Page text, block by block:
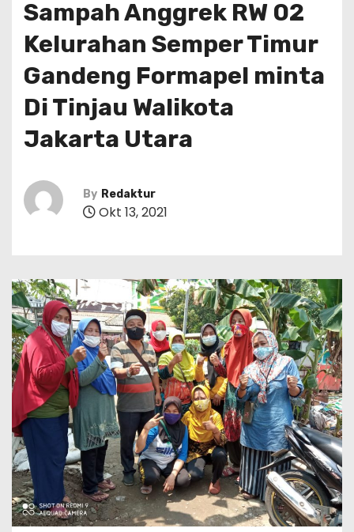
Sampah Anggrek RW 02
Kelurahan Semper Timur
Gandeng Formapel minta
Di Tinjau Walikota
Jakarta Utara
By Redaktur
Okt 13, 2021